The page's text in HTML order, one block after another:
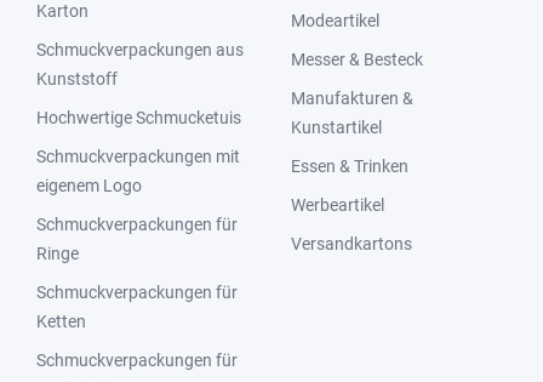
Karton
Schmuckverpackungen aus
Kunststoff
Hochwertige Schmucketuis
Schmuckverpackungen mit
eigenem Logo
Schmuckverpackungen für
Ringe
Schmuckverpackungen für
Ketten
Schmuckverpackungen für
Modeartikel
Messer & Besteck
Manufakturen &
Kunstartikel
Essen & Trinken
Werbeartikel
Versandkartons